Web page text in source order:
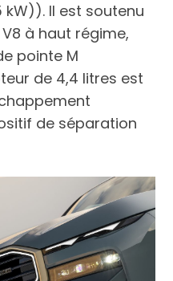
kW)). Il est soutenu
à haut régime,
pointe M
de 4,4 litres est
de séparation